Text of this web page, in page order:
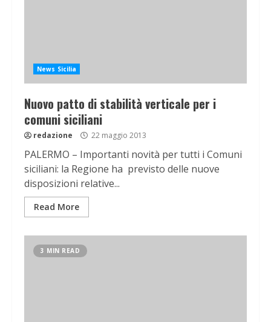
News Sicilia
Nuovo patto di stabilità verticale per i
comuni siciliani
redazione 22 maggio 2013
PALERMO – Importanti novità per tutti i Comuni
siciliani: la Regione ha previsto delle nuove
disposizioni relative...
Read More
3 MIN READ